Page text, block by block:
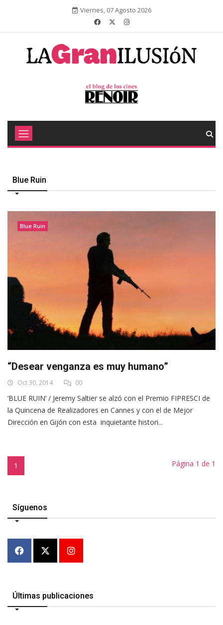
Viernes, 07 Agosto 2026
Blue Ruin
Blue Ruin
“Desear venganza es muy humano”
Oct 30, 2014 00
‘BLUE RUIN’ / Jeremy Saltier se alzó con el Premio FIPRESCI de
la Quincena de Realizadores en Cannes y con el de Mejor
Dirección en Gijón con esta inquietante histori...
1 Página 1 de 1
Síguenos
Últimas publicaciones